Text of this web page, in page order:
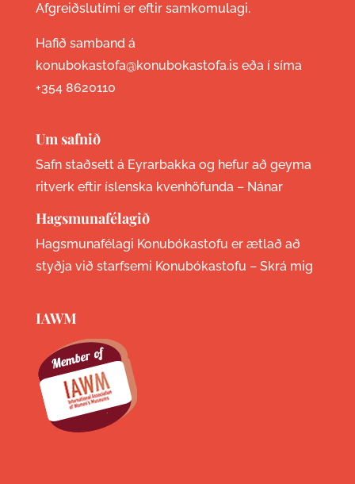
Afgreiðslutími er eftir samkomulagi.
Hafið samband á
konubokastofa@konubokastofa.is eða í síma
+354 8620110
Um safnið
Safn staðsett á Eyrarbakka og hefur að geyma
ritverk eftir íslenska kvenhöfunda – Nánar
Hagsmunafélagið
Hagsmunafélagi Konubókastofu er ætlað að
styðja við starfsemi Konubókastofu – Skrá mig
IAWM